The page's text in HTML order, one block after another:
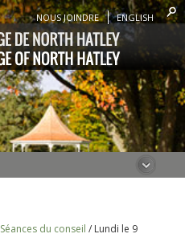
NOUS JOINDRE ENGLISH
Séances du conseil / Lundi le 9